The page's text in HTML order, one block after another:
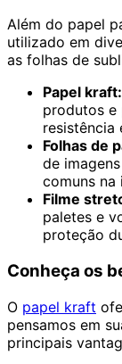
Além do papel
utilizado em
as folhas de
Papel kraft:
produtos e
resistência
Folhas de
de
comuns
Filme
paletes e
proteção
Conheça os
O papel kraft
pensamos em
principais